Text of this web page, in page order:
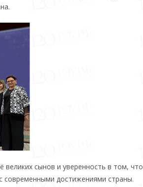
великих сынов и уверенность в том, что
современными достижениями страны.